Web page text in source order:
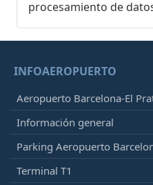
procesamiento de
INFOAEROPUERTO
Aeropuerto Barcelona-El
Información general
Parking Aeropuerto
Terminal T1